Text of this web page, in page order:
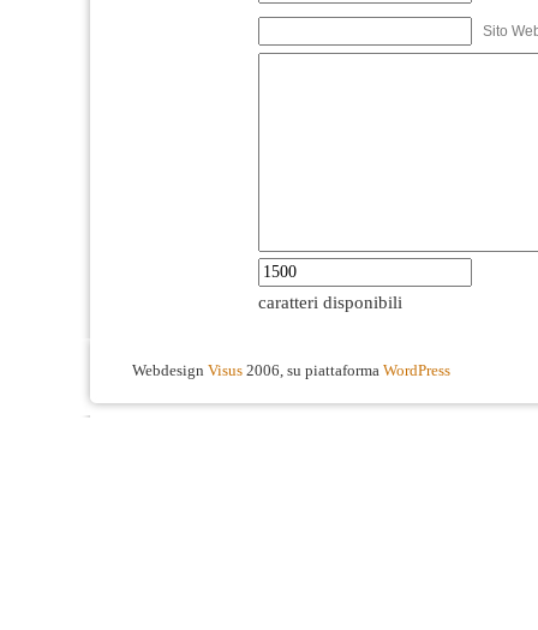
Sito
caratteri disponibili
Webdesign Visus 2006, su piattaforma WordPress